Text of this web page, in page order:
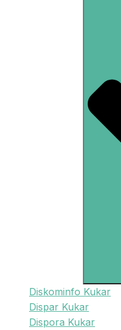
Diskominfo Kukar
Dispar Kukar
Dispora Kukar